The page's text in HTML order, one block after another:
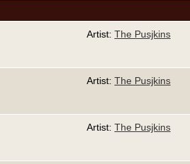
Artist: The Pusjkins
Artist: The Pusjkins
Artist: The Pusjkins